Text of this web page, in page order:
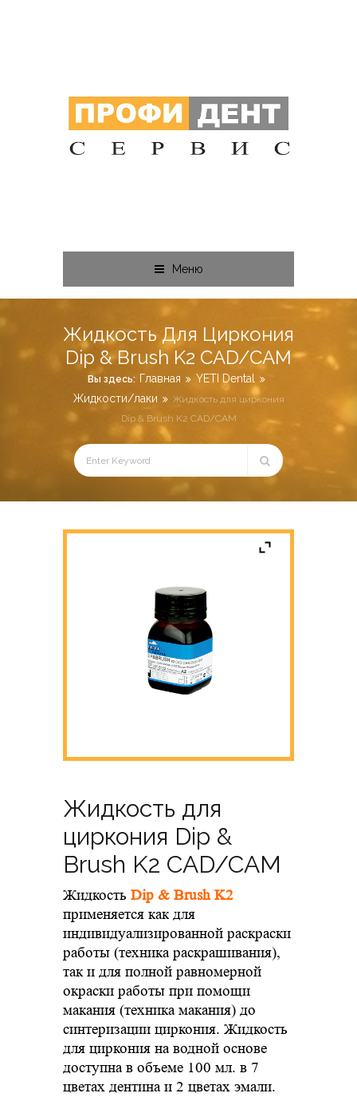
Меню
Жидкость Для Циркония
Dip & Brush K2 CAD/CAM
Вы здесь: Главная
YETI Dental
Жидкости/лаки
Жидкость для циркония
Dip & Brush K2 CAD/CAM
Жидкость для
циркония Dip &
Brush K2 CAD/CAM
Жидкость Dip & Brush K2
применяется как для
индивидуализированной раскраски
работы (техника раскрашивания),
так и для полной равномерной
окраски работы при помощи
макания (техника макания) до
синтеризации циркония. Жидкость
для циркония на водной основе
доступна в объеме 100 мл. в 7
цветах дентина и 2 цветах эмали.